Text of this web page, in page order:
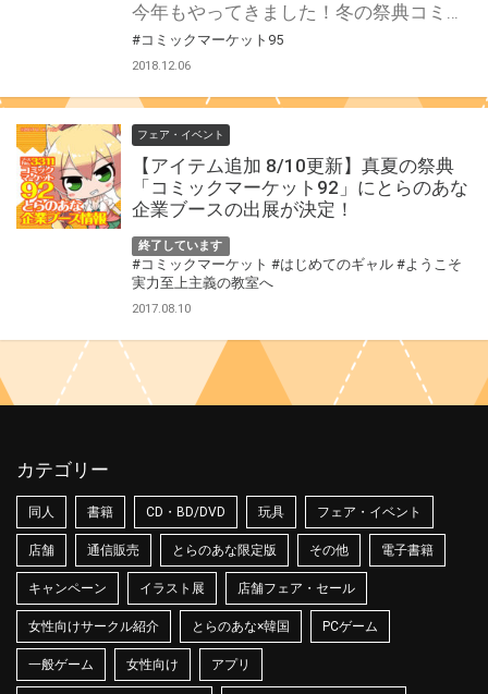
今年もやってきました！冬の祭典コミックマーケット95が12月に開催！ とらのあなでは、恒例のカタログ特典として、今回も100名を超える豪華作家陣による ALL描き下ろしイラストを収録したイラスト集を特典としてご用意しています！ そ・し・て この冬はイラスト以外にも豪華特典＆企画をご用意!! ROMと冊子にはそれぞれ限定デザインのクリアファイルが付いてきます！ 更に、抽選で当社が製造したグッズにサインを入れた「サイン入りグッズ」をプレゼント！ 恒例のイラスト集に掲載されるイラストを使った、カタログ購入者限定グッズも多数ご用意！ 通販ご利用のお客様は、更にイラスト集を電子書籍で見られる特典もご用意！ 冬の祭典を前に、是非とらのあなでカタログをGETしよう！ C95カタログを通販で予約する
#コミックマーケット95
2018.12.06
フェア・イベント
【アイテム追加 8/10更新】真夏の祭典
「コミックマーケット92」にとらのあな
企業ブースの出展が決定！
終了しています
#コミックマーケット #はじめてのギャル #ようこそ
実力至上主義の教室へ
2017.08.10
カテゴリー
同人 書籍 CD・BD/DVD 玩具 フェア・イベント
店舗 通信販売 とらのあな限定版 その他 電子書籍
キャンペーン イラスト展 店舗フェア・セール
女性向けサークル紹介 とらのあな×韓国 PCゲーム
一般ゲーム 女性向け アプリ